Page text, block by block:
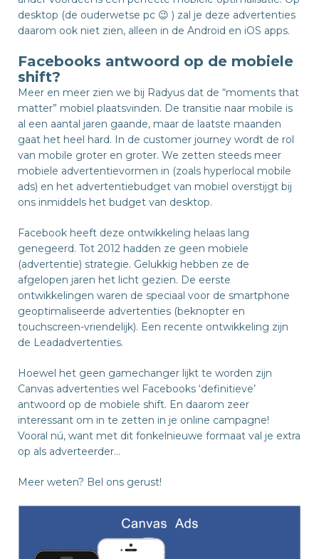
desktop (de ouderwetse pc 😉 ) zal je deze advertenties
daarom ook niet zien, alleen in de Android en iOS apps.
Facebooks antwoord op de mobiele
shift?
Meer en meer zien we bij Radyus dat de “moments that
matter” mobiel plaatsvinden. De transitie naar mobile is
al een aantal jaren gaande, maar de laatste maanden
gaat het heel hard. In de customer journey wordt de rol
van mobile groter en groter. We zetten steeds meer
mobiele advertentievormen in (zoals hyperlocal mobile
ads) en het advertentiebudget van mobiel overstijgt bij
ons inmiddels het budget van desktop.
Facebook heeft deze ontwikkeling helaas lang
genegeerd. Tot 2012 hadden ze geen mobiele
(advertentie) strategie. Gelukkig hebben ze de
afgelopen jaren het licht gezien. De eerste
ontwikkelingen waren de speciaal voor de smartphone
geoptimaliseerde advertenties (beknopter en
touchscreen-vriendelijk). Een recente ontwikkeling zijn
de Leadadvertenties.
Hoewel het geen gamechanger lijkt te worden zijn
Canvas advertenties wel Facebooks ‘definitieve’
antwoord op de mobiele shift. En daarom zeer
interessant om in te zetten in je online campagne!
Vooral nú, want met dit fonkelnieuwe formaat val je extra
op als adverteerder…
Meer weten? Bel ons gerust!